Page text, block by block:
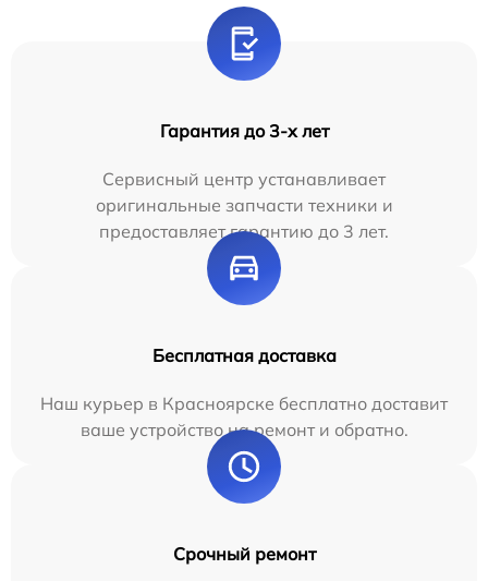
Гарантия до 3-х лет
Сервисный центр устанавливает
оригинальные запчасти техники и
предоставляет гарантию до 3 лет.
Бесплатная доставка
Наш курьер в Красноярске бесплатно доставит
ваше устройство на ремонт и обратно.
Срочный ремонт